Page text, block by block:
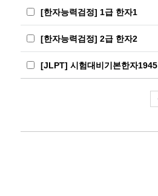
[한자능력검정] 1급 한자1
[한자능력검정] 2급 한자2
[JLPT] 시험대비기본한자1945